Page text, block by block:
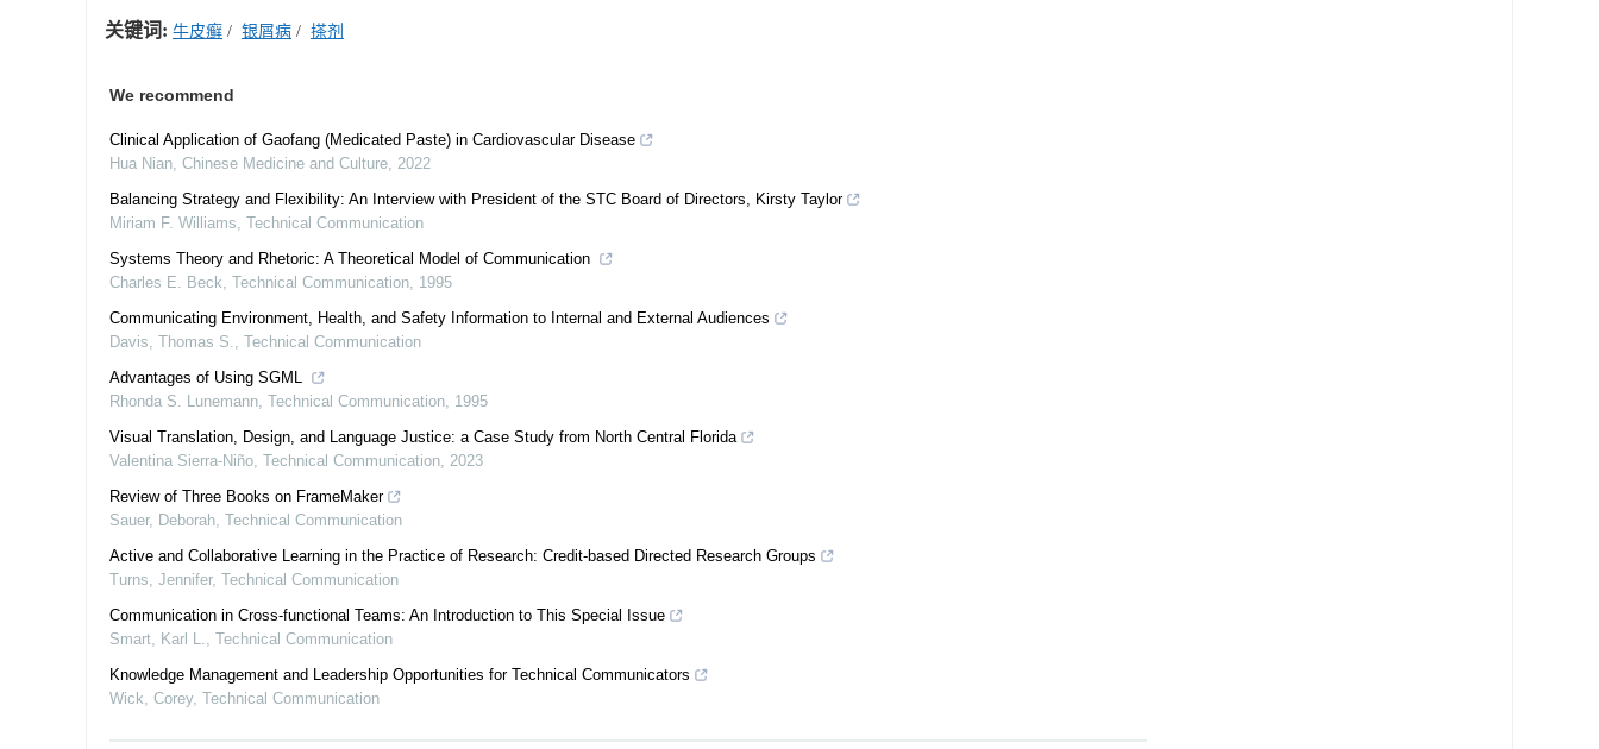
关键词: 牛皮癣 / 银屑病 / 搽剂
We recommend
Clinical Application of Gaofang (Medicated Paste) in Cardiovascular Disease
Hua Nian, Chinese Medicine and Culture, 2022
Balancing Strategy and Flexibility: An Interview with President of the STC Board of Directors, Kirsty Taylor
Miriam F. Williams, Technical Communication
Systems Theory and Rhetoric: A Theoretical Model of Communication
Charles E. Beck, Technical Communication, 1995
Communicating Environment, Health, and Safety Information to Internal and External Audiences
Davis, Thomas S., Technical Communication
Advantages of Using SGML
Rhonda S. Lunemann, Technical Communication, 1995
Visual Translation, Design, and Language Justice: a Case Study from North Central Florida
Valentina Sierra-Niño, Technical Communication, 2023
Review of Three Books on FrameMaker
Sauer, Deborah, Technical Communication
Active and Collaborative Learning in the Practice of Research: Credit-based Directed Research Groups
Turns, Jennifer, Technical Communication
Communication in Cross-functional Teams: An Introduction to This Special Issue
Smart, Karl L., Technical Communication
Knowledge Management and Leadership Opportunities for Technical Communicators
Wick, Corey, Technical Communication